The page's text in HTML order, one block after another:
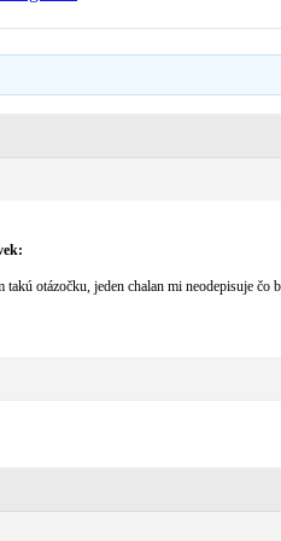
takú otázočku, jeden chalan mi neodepisuje čo